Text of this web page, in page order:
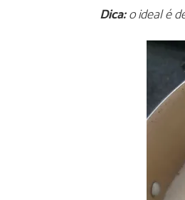
Dica:o ideal é